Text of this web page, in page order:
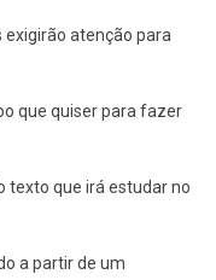
exigirão atenção para
que quiser para fazer
texto que irá estudar no
a partir de um